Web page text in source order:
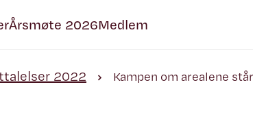
Årsmøte 2026Medlem
2022 Kampen om arealene